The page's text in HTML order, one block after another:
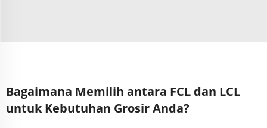
Bagaimana Memilih antara FCL dan LCL
untuk Kebutuhan Grosir Anda?